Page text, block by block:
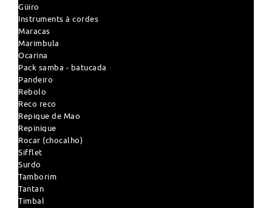
Güiro
Instruments à cordes
Maracas
Marimbula
Ocarina
Pack samba - batucada
Pandeiro
Rebolo
Reco reco
Repique de Mao
Repinique
Rocar (chocalho)
Sifflet
Surdo
Tamborim
Tantan
Timbal